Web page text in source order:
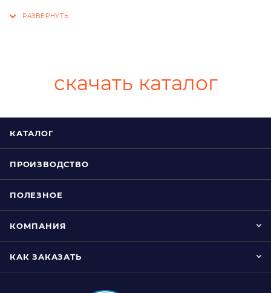
скачать каталог
КАТАЛОГ
ПРОИЗВОДСТВО
ПОЛЕЗНОЕ
КОМПАНИЯ
КАК ЗАКАЗАТЬ